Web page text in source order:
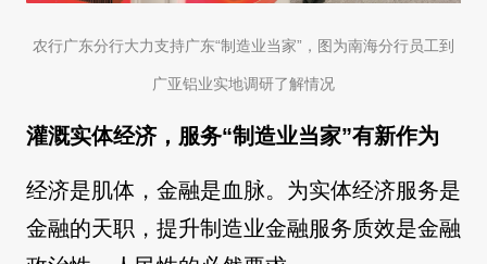
农行广东分行大力支持广东“制造业当家”，图为南海分行员工到
广亚铝业实地调研了解情况
灌溉实体经济，服务“制造业当家”有新作为
经济是肌体，金融是血脉。为实体经济服务是
金融的天职，提升制造业金融服务质效是金融